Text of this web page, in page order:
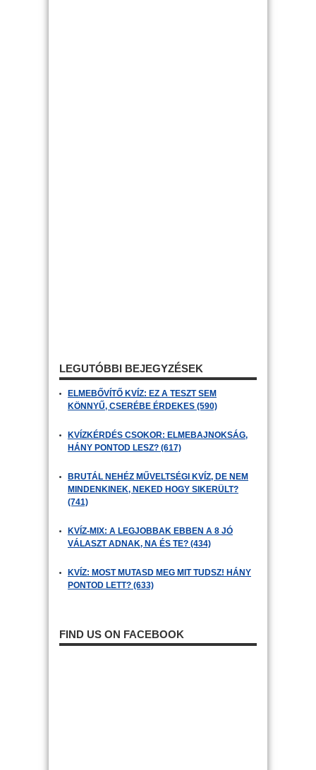
LEGUTÓBBI BEJEGYZÉSEK
ELMEBŐVÍTŐ KVÍZ: EZ A TESZT SEM
KÖNNYŰ, CSERÉBE ÉRDEKES (590)
KVÍZKÉRDÉS CSOKOR: ELMEBAJNOKSÁG,
HÁNY PONTOD LESZ? (617)
BRUTÁL NEHÉZ MŰVELTSÉGI KVÍZ, DE NEM
MINDENKINEK, NEKED HOGY SIKERÜLT?
(741)
KVÍZ-MIX: A LEGJOBBAK EBBEN A 8 JÓ
VÁLASZT ADNAK, NA ÉS TE? (434)
KVÍZ: MOST MUTASD MEG MIT TUDSZ! HÁNY
PONTOD LETT? (633)
FIND US ON FACEBOOK